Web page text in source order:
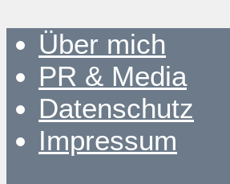
Über mich
PR & Media
Datenschutz
Impressum